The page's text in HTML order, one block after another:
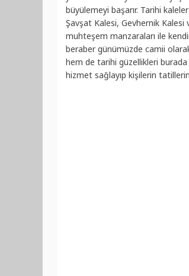
büyülemeyi başarır. Tarihi
Şavşat Kalesi, Gevhernik Kalesi
muhteşem manzaraları ile
beraber günümüzde camii
hem de tarihi güzellikleri burada
hizmet sağlayıp kişilerin